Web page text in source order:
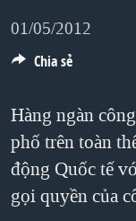
dung
chính
điều
hướng
chính
Đi
DIỄN ĐÀN
MỤC
TỰ DO BÁO CHÍ
VẠCH TRẦN TIN
CHUYÊN ĐỀ
CHIẾN TRANH
HỌC TIẾNG ANH
01/05/2012
Hàng ngàn
phố trên toàn
động Quốc tế
gọi quyền của
Chia sẻ